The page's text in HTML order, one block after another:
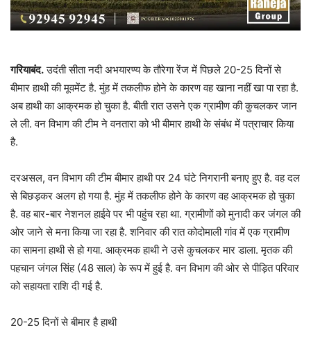
गरियाबंद.उदंती सीता नदी अभयारण्य के तौरेगा रेंज में पिछले 20-25 दिनों से
बीमार हाथी की मूवमेंट है. मुंह में तकलीफ होने के कारण वह खाना नहीं खा पा रहा है.
अब हाथी का आक्रमक हो चुका है. बीती रात उसने एक ग्रामीण की कुचलकर जान
ले ली. वन विभाग की टीम ने वनतारा को भी बीमार हाथी के संबंध में पत्राचार किया
है.
दरअसल, वन विभाग की टीम बीमार हाथी पर 24 घंटे निगरानी बनाए हुए है. वह दल
से बिछड़कर अलग हो गया है. मुंह में तकलीफ होने के कारण वह आक्रमक हो चुका
है. वह बार-बार नेशनल हाईवे पर भी पहुंच रहा था. ग्रामीणों को मुनादी कर जंगल की
ओर जाने से मना किया जा रहा है. शनिवार की रात कोदोमाली गांव में एक ग्रामीण
का सामना हाथी से हो गया. आक्रमक हाथी ने उसे कुचलकर मार डाला. मृतक की
पहचान जंगल सिंह (48 साल) के रूप में हुई है. वन विभाग की ओर से पीड़ित परिवार
को सहायता राशि दी गई है.
20-25 दिनों से बीमार है हाथी